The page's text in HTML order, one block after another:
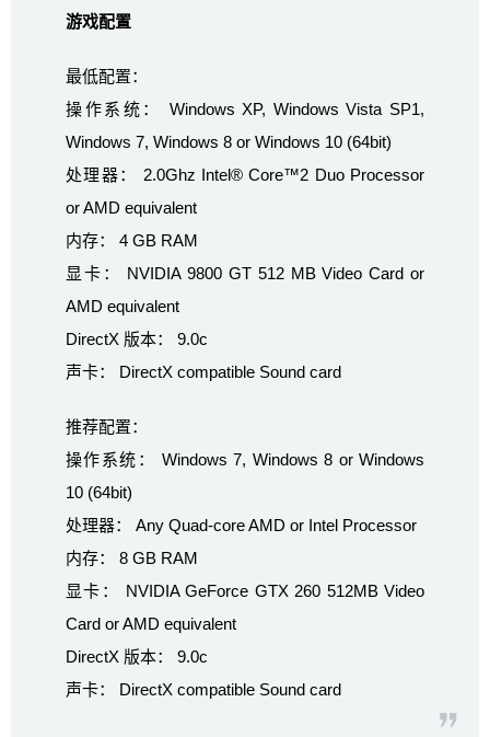
游戏配置
最低配置：
操作系统： Windows XP, Windows Vista SP1,
Windows 7, Windows 8 or Windows 10 (64bit)
处理器： 2.0Ghz Intel® Core™2 Duo Processor
or AMD equivalent
内存： 4 GB RAM
显卡： NVIDIA 9800 GT 512 MB Video Card or
AMD equivalent
DirectX 版本： 9.0c
声卡： DirectX compatible Sound card
推荐配置：
操作系统： Windows 7, Windows 8 or Windows
10 (64bit)
处理器： Any Quad-core AMD or Intel Processor
内存： 8 GB RAM
显卡： NVIDIA GeForce GTX 260 512MB Video
Card or AMD equivalent
DirectX 版本： 9.0c
声卡： DirectX compatible Sound card